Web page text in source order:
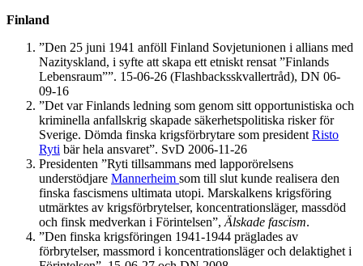
Finland
”Den 25 juni 1941 anföll Finland Sovjetunionen i allians med
Nazityskland, i syfte att skapa ett etniskt rensat ”Finlands
Lebensraum””. 15-06-26 (Flashbacksskvallertråd), DN 06-
09-16
”Det var Finlands ledning som genom sitt opportunistiska och
kriminella anfallskrig skapade säkerhetspolitiska risker för
Sverige. Dömda finska krigsförbrytare som president Risto
Ryti bär hela ansvaret”. SvD 2006-11-26
Presidenten ”Ryti tillsammans med lapporörelsens
understödjare Mannerheim som till slut kunde realisera den
finska fascismens ultimata utopi. Marskalkens krigsföring
utmärktes av krigsförbrytelser, koncentrationsläger, massdöd
och finsk medverkan i Förintelsen”, Älskade fascism.
”Den finska krigsföringen 1941-1944 präglades av
förbrytelser, massmord i koncentrationsläger och delaktighet i